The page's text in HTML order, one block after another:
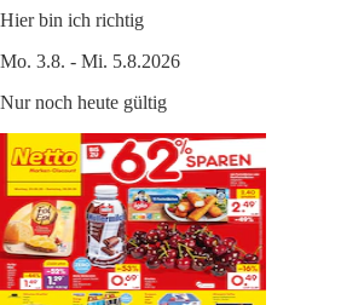
Hier bin ich richtig
Mo. 3.8. - Mi. 5.8.2026
Nur noch heute gültig